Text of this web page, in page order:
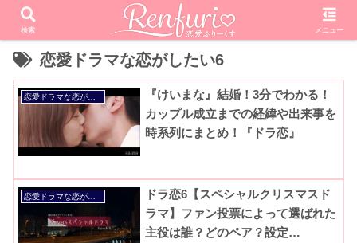
恋愛ドラマな恋がしたい6
恋愛ドラマな恋がしたい
『けいまな』結婚！3分でわかる！
カップル成立までの経緯や出来事を
時系列にまとめ！『ドラ恋』
恋愛ドラマな恋がしたい
ドラ恋6【スペシャルクリスマスド
ラマ】ファン投票によって選ばれた
主役は誰？どのペア？設定
検索 メニュー